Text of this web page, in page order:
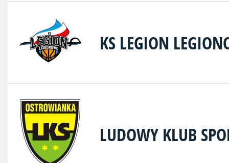
KS LEGION
LUDOWY KLUB